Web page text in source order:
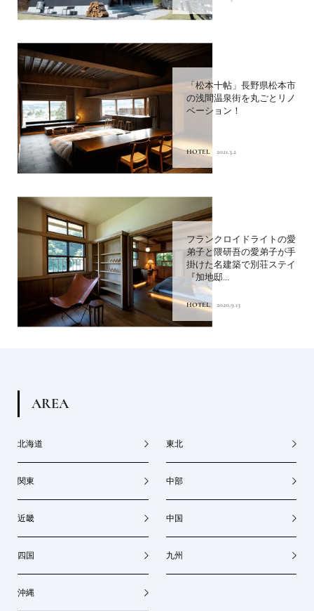
「パークハイアット京都」
京都・東山の高台に立つ邸
宅のようなリゾート
HOTEL 2020.3.12
「大谷山荘 別邸 音信」 長
門湯本温泉の名門旅館 へ。
【第1回】山口県 宿の選び...
HOTEL 2020.10.1
AREA
北海道 東北
関東 中部
近畿 中国
四国 九州
沖縄